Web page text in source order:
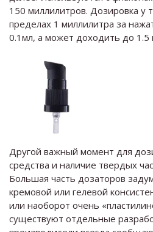
150 миллилитров. Дозировка у
пределах 1 миллилитра за
0.1мл, а может доходить до 1.5
Другой важный момент для
средства и наличие твердых
Большая часть дозаторов
кремовой или гелевой
или наоборот очень
существуют отдельные